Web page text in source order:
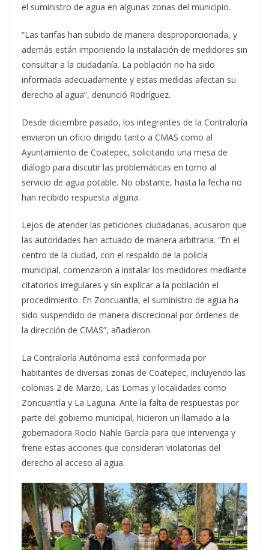
el suministro de agua en algunas zonas del municipio.
“Las tarifas han subido de manera desproporcionada, y
además están imponiendo la instalación de medidores sin
consultar a la ciudadanía. La población no ha sido
informada adecuadamente y estas medidas afectan su
derecho al agua”, denunció Rodríguez.
Desde diciembre pasado, los integrantes de la Contraloría
enviaron un oficio dirigido tanto a CMAS como al
Ayuntamiento de Coatepec, solicitando una mesa de
diálogo para discutir las problemáticas en torno al
servicio de agua potable. No obstante, hasta la fecha no
han recibido respuesta alguna.
Lejos de atender las peticiones ciudadanas, acusaron que
las autoridades han actuado de manera arbitraria. “En el
centro de la ciudad, con el respaldo de la policía
municipal, comenzaron a instalar los medidores mediante
citatorios irregulares y sin explicar a la población el
procedimiento. En Zoncuantla, el suministro de agua ha
sido suspendido de manera discrecional por órdenes de
la dirección de CMAS”, añadieron.
La Contraloría Autónoma está conformada por
habitantes de diversas zonas de Coatepec, incluyendo las
colonias 2 de Marzo, Las Lomas y localidades como
Zoncuantla y La Laguna. Ante la falta de respuestas por
parte del gobierno municipal, hicieron un llamado a la
gobernadora Rocío Nahle García para que intervenga y
frene estas acciones que consideran violatorias del
derecho al acceso al agua.